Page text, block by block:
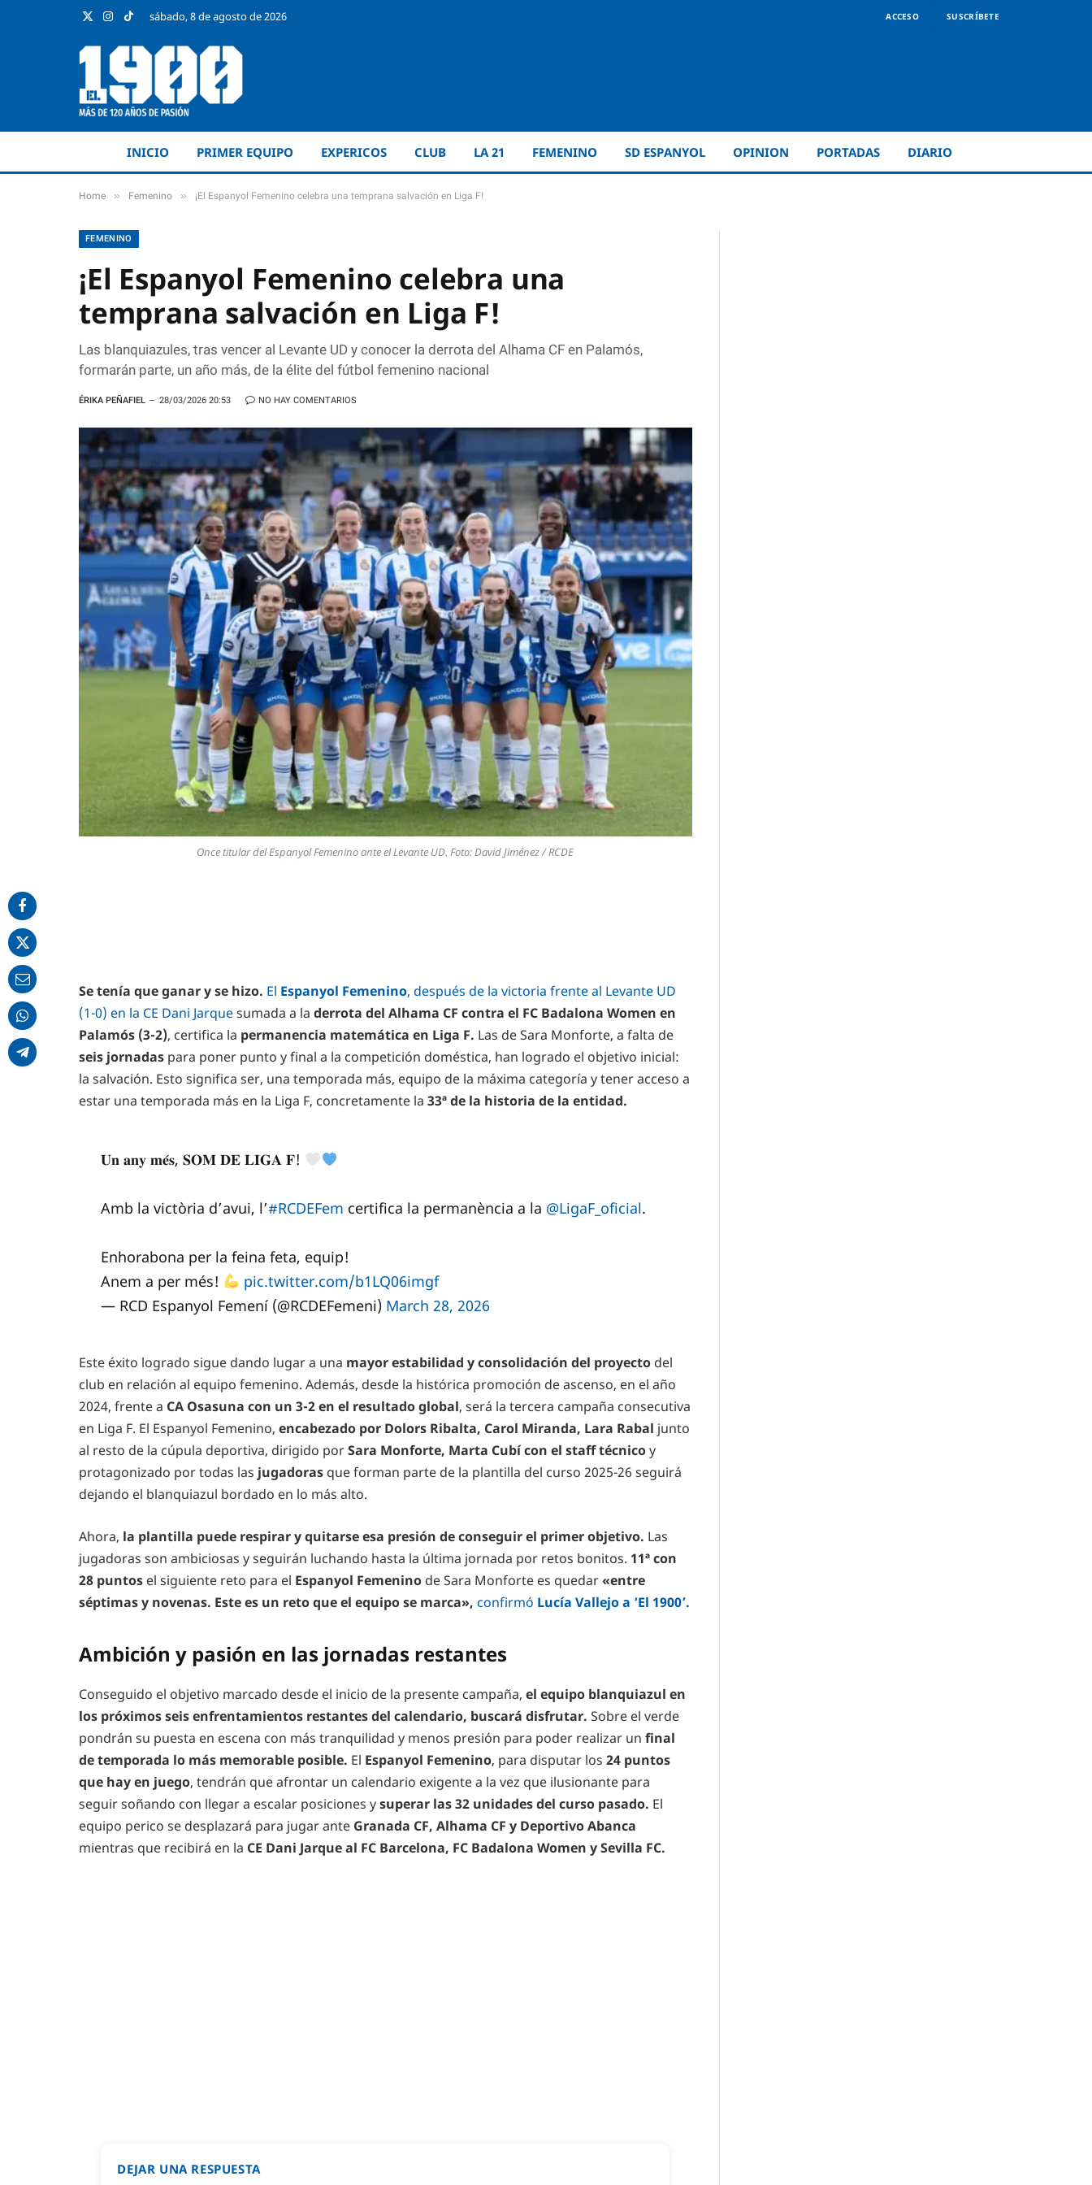
X
Instagram
TikToksábado, 8 de agosto de 2026 ACCESO SUSCRÍBETE
INICIO PRIMER EQUIPO EXPERICOS CLUB LA 21 FEMENINO SD ESPANYOL OPINION PORTADAS DIARIO
Home » Femenino » ¡El Espanyol Femenino celebra una temprana salvación en Liga F!
FEMENINO
¡El Espanyol Femenino celebra una
temprana salvación en Liga F!
Las blanquiazules, tras vencer al Levante UD y conocer la derrota del Alhama CF en Palamós,
formarán parte, un año más, de la élite del fútbol femenino nacional
ÉRIKA PEÑAFIEL 28/03/2026 20:53 NO HAY COMENTARIOS
Once titular del Espanyol Femenino ante el Levante UD. Foto: David Jiménez / RCDE
Se tenía que ganar y se hizo. El Espanyol Femenino, después de la victoria frente al Levante UD
(1-0) en la CE Dani Jarquesumada a la derrota del Alhama CF contra el FC Badalona Women en
Palamós (3-2), certifica la permanencia matemática en Liga F. Las de Sara Monforte, a falta de
seis jornadas para poner punto y final a la competición doméstica, han logrado el objetivo inicial:
la salvación. Esto significa ser, una temporada más, equipo de la máxima categoría y tener acceso a
estar una temporada más en la Liga F, concretamente la 33ª de la historia de la entidad.
𝐔𝐧 𝐚𝐧𝐲 𝐦𝐞́𝐬, 𝐒𝐎𝐌 𝐃𝐄 𝐋𝐈𝐆𝐀 𝐅!
Amb la victòria d’avui, l’#RCDEFem certifica la permanència a la @LigaF_oficial.
Enhorabona per la feina feta, equip!
Anem a per més!
pic.twitter.com/b1LQ06imgf
— RCD Espanyol Femení (@RCDEFemeni) March 28, 2026
Este éxito logrado sigue dando lugar a una mayor estabilidad y consolidación del proyecto del
club en relación al equipo femenino. Además, desde la histórica promoción de ascenso, en el año
2024, frente a CA Osasuna con un 3-2 en el resultado global, será la tercera campaña consecutiva
en Liga F. El Espanyol Femenino, encabezado por Dolors Ribalta, Carol Miranda, Lara Rabal junto
al resto de la cúpula deportiva, dirigido porSara Monforte, Marta Cubí con el staff técnicoy
protagonizado por todas las jugadoras que forman parte de la plantilla del curso 2025-26 seguirá
dejando el blanquiazul bordado en lo más alto.
Ahora, la plantilla puede respirar y quitarse esa presión de conseguir el primer objetivo. Las
jugadoras son ambiciosas y seguirán luchando hasta la última jornada por retos bonitos. 11ª con
28 puntos el siguiente reto para el Espanyol Femenino de Sara Monforte es quedar«entre
séptimas y novenas. Este es un reto que el equipo se marca», confirmó Lucía Vallejo a ‘El 1900’.
Ambición y pasión en las jornadas restantes
Conseguido el objetivo marcado desde el inicio de la presente campaña, el equipo blanquiazul en
los próximos seis enfrentamientos restantes del calendario, buscará disfrutar. Sobre el verde
pondrán su puesta en escena con más tranquilidad y menos presión para poder realizar un final
de temporada lo más memorable posible. El Espanyol Femenino, para disputar los 24 puntos
que hay en juego, tendrán que afrontar un calendario exigente a la vez que ilusionante para
seguir soñando con llegar a escalar posiciones ysuperar las 32 unidades del curso pasado. El
equipo perico se desplazará para jugar ante Granada CF, Alhama CF y Deportivo Abanca
mientras que recibirá en la CE Dani Jarque al FC Barcelona, FC Badalona Women y Sevilla FC.
DEJAR UNA RESPUESTA